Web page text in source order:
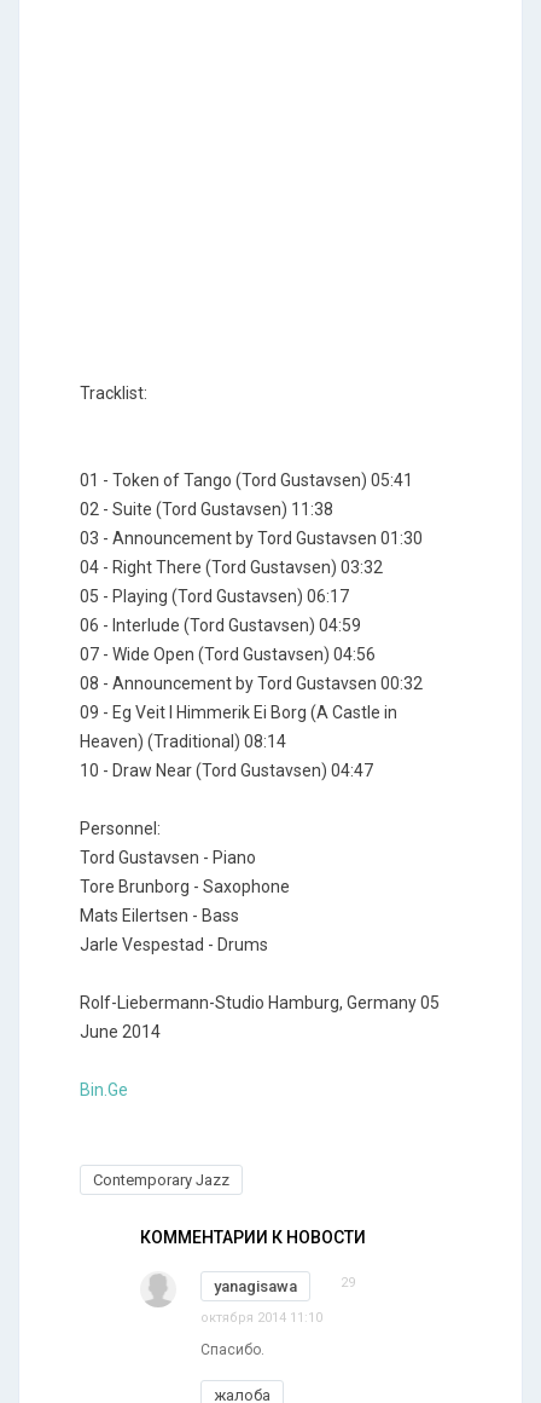
Tracklist:
01 - Token of Tango (Tord Gustavsen) 05:41
02 - Suite (Tord Gustavsen) 11:38
03 - Announcement by Tord Gustavsen 01:30
04 - Right There (Tord Gustavsen) 03:32
05 - Playing (Tord Gustavsen) 06:17
06 - Interlude (Tord Gustavsen) 04:59
07 - Wide Open (Tord Gustavsen) 04:56
08 - Announcement by Tord Gustavsen 00:32
09 - Eg Veit I Himmerik Ei Borg (A Castle in
Heaven) (Traditional) 08:14
10 - Draw Near (Tord Gustavsen) 04:47
Personnel:
Tord Gustavsen - Piano
Tore Brunborg - Saxophone
Mats Eilertsen - Bass
Jarle Vespestad - Drums
Rolf-Liebermann-Studio Hamburg, Germany 05
June 2014
Bin.Ge
Contemporary Jazz
КОММЕНТАРИИ К НОВОСТИ
yanagisawa 29
октября 2014 11:10
Спасибо.
жалоба